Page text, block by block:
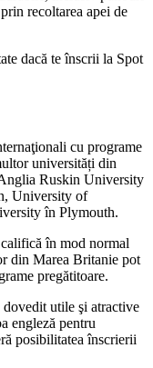
recoltarea apei de
dacă te înscrii la Spot
cu programe
universități din
Ruskin University
University of
în Plymouth.
în mod normal
din Marea Britanie pot
pregătitoare.
utile şi atractive
engleză pentru
posibilitatea înscrierii